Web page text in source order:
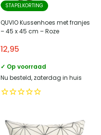
STAPELKORTING
QUVIO Kussenhoes met franjes
– 45 x 45 cm – Roze
12,95
✓ Op voorraad
Nu besteld, zaterdag in huis